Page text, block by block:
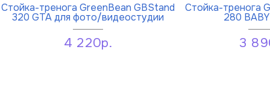
Стойка-тренога GreenBean GBStand
320 GTA для фото/видеостудии
4 220р.
Стойка-тренога
280
3